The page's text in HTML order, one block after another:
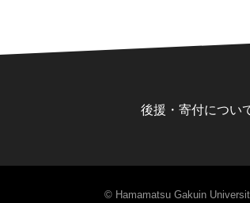
後援・寄付につい
© Hamamatsu Gakuin